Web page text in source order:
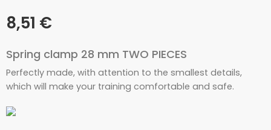
8,51 €
Spring clamp 28 mm TWO PIECES
Perfectly made, with attention to the smallest details,
which will make your training comfortable and safe.